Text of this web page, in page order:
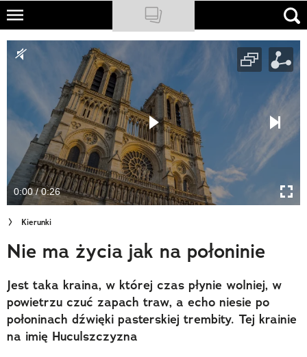
Skip
main
NATIONAL GEOGRAPHIC
PODCASTY
Sklep
Newsletter
Cuda Polski
Wielki Konkurs Fotograficzny
Trendbook Podróżniczy
Polecane
0:00 / 0:26
Kierunki
Nie ma życia jak na połoninie
Jest taka kraina, w której czas płynie wolniej, w
powietrzu czuć zapach traw, a echo niesie po
połoninach dźwięki pasterskiej trembity. Tej krainie
na imię Huculszczyzna